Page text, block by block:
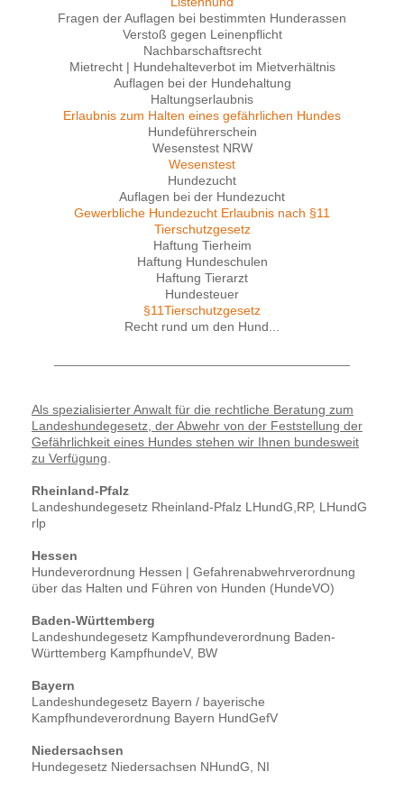
Fragen der Auflagen bei bestimmten Hunderassen
Verstoß gegen Leinenpflicht
Nachbarschaftsrecht
Mietrecht | Hundehalteverbot im Mietverhältnis
Auflagen bei der Hundehaltung
Haltungserlaubnis
Erlaubnis zum Halten eines gefährlichen Hundes
Hundeführerschein
Wesenstest NRW
Wesenstest
Hundezucht
Auflagen bei der Hundezucht
Gewerbliche Hundezucht Erlaubnis nach §11
Tierschutzgesetz
Haftung Tierheim
Haftung Hundeschulen
Haftung Tierarzt
Hundesteuer
§11Tierschutzgesetz
Recht rund um den Hund...
Als spezialisierter Anwalt für die rechtliche Beratung zum
Landeshundegesetz, der Abwehr von der Feststellung der
Gefährlichkeit eines Hundes stehen wir Ihnen bundesweit
zu Verfügung
Rheinland-Pfalz
Landeshundegesetz Rheinland-Pfalz LHundG,RP, LHundG
rlp
Hessen
Hundeverordnung Hessen | Gefahrenabwehrverordnung
über das Halten und Führen von Hunden (HundeVO)
Baden-Württemberg
Landeshundegesetz Kampfhundeverordnung Baden-
Württemberg KampfhundeV, BW
Bayern
Landeshundegesetz Bayern / bayerische
Kampfhundeverordnung Bayern HundGefV
Niedersachsen
Hundegesetz Niedersachsen NHundG, NI